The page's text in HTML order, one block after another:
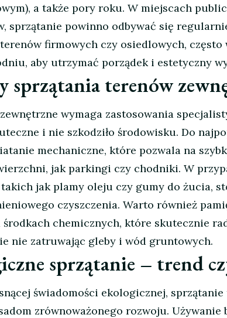
a także pory roku. W miejscach
sprzątanie powinno odbywać się
firmowych czy osiedlowych,
aby utrzymać porządek i estetyczny
sprzątania terenów
wymaga zastosowania
i nie szkodziło środowisku. Do
mechaniczne, które pozwala na
jak parkingi czy chodniki. W
takich jak plamy oleju czy gumy do żucia,
czyszczenia. Warto również
środkach chemicznych, które skutecznie
nie zatruwając gleby i wód gruntowych.
sprzątanie – trend
świadomości ekologicznej,
zrównoważonego rozwoju.